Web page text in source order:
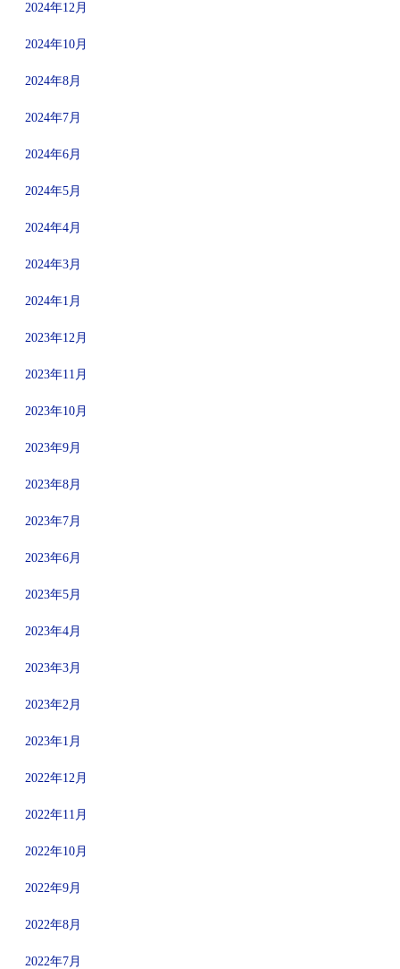
2024年12月
2024年10月
2024年8月
2024年7月
2024年6月
2024年5月
2024年4月
2024年3月
2024年1月
2023年12月
2023年11月
2023年10月
2023年9月
2023年8月
2023年7月
2023年6月
2023年5月
2023年4月
2023年3月
2023年2月
2023年1月
2022年12月
2022年11月
2022年10月
2022年9月
2022年8月
2022年7月